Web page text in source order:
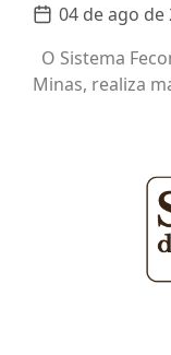
04 de ago de
O Sistema
Minas, realiza